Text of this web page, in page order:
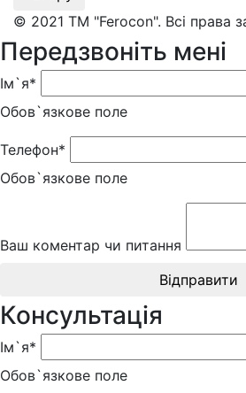
© 2021 ТМ "Ferocon". Всі права
Передзвоніть мені
Ім`я*
Обов`язкове поле
Телефон*
Обов`язкове поле
Ваш коментар чи питання
Відправити
Консультація
Ім`я*
Обов`язкове поле